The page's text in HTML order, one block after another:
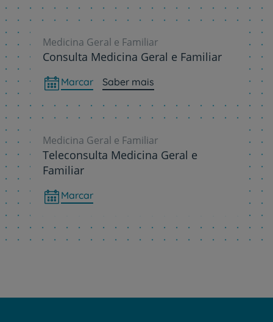
Medicina Geral e Familiar
Consulta Medicina Geral e Familiar
Marcar Saber mais
Medicina Geral e Familiar
Teleconsulta Medicina Geral e
Familiar
Marcar